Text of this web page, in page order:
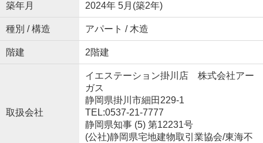
築年月 2024年 5月(築2年)
種別 / 構造 アパート / 木造
階建 2階建
取扱会社
イエステーション掛川店 株式会社アー
ガス
静岡県掛川市細田229-1
TEL:0537-21-7777
静岡県知事 (5) 第12231号
(公社)静岡県宅地建物取引業協会/東海不